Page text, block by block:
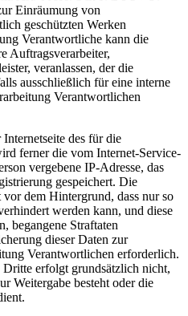
Einräumung von
geschützten Werken
Verantwortliche kann die
Auftragsverarbeiter,
veranlassen, der die
ausschließlich für eine interne
Verantwortlichen
des für die
ferner die vom Internet-Service-
vergebene IP-Adresse, das
gespeichert. Die
dem Hintergrund, dass nur so
werden kann, und diese
begangene Straftaten
dieser Daten zur
Verantwortlichen erforderlich.
Dritte erfolgt grundsätzlich nicht,
Weitergabe besteht oder die